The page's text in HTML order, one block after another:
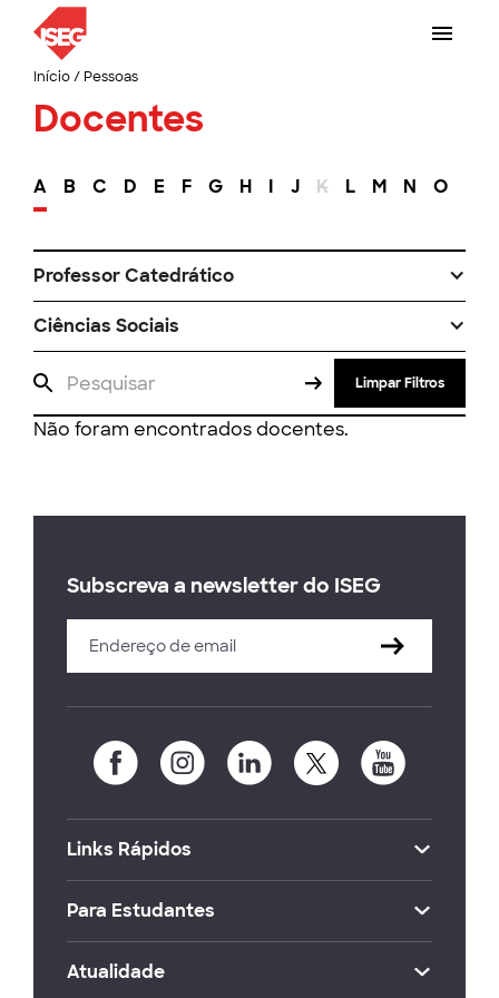
Início/ Pessoas
Docentes
A B C D E F G H I J K L M N O
Professor Catedrático
Ciências Sociais
Limpar Filtros
Não foram encontrados docentes.
Subscreva a newsletter do ISEG
Links Rápidos
Para Estudantes
Atualidade